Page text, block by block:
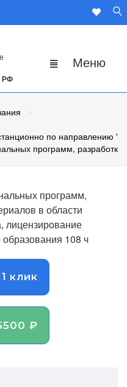
РФ
по направлению
программ, разработка
программ,
в области
лицензирование
образования 108 ч
клик
₽